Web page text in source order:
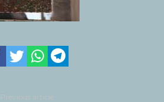
Previous article